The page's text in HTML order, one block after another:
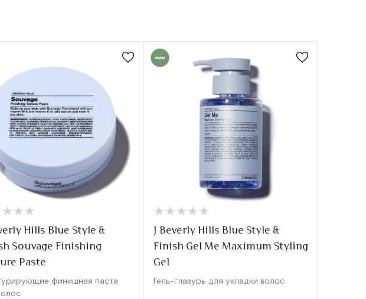
★
★ ★
★ ★
★
Hills Blue Style &
Souvage Finishing
Paste
финишная паста
★
★ ★
★ ★
★ ★
★ ★
★
J Beverly Hills Blue Style &
Finish Gel Me Maximum Styling
Gel
Гель-глазурь для укладки волос